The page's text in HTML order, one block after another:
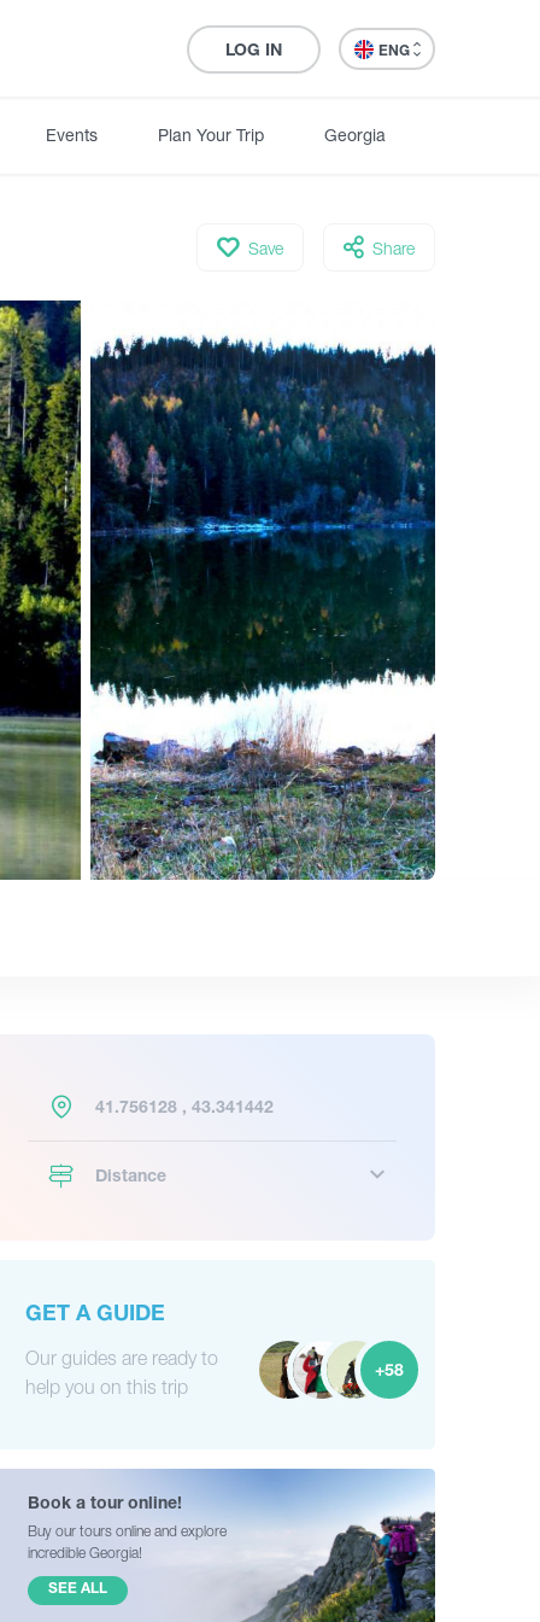
LOG IN ENG
Events Plan Your Trip Georgia
Save Share
41.756128 , 43.341442
Distance
GET A GUIDE
Our guides are ready to
help you on this trip
+58
Book a tour online!
Buy our tours online and explore
incredible Georgia!
SEE ALL